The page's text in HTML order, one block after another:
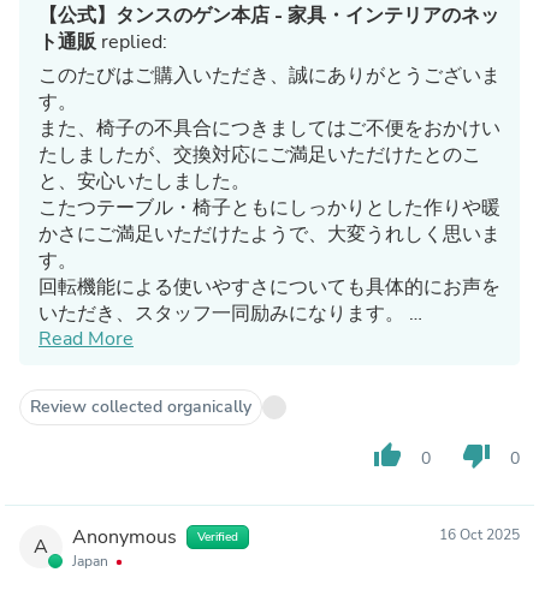
【公式】タンスのゲン本店 - 家具・インテリアのネッ
ト通販replied:
このたびはご購入いただき、誠にありがとうございま
す。
また、椅子の不具合につきましてはご不便をおかけい
たしましたが、交換対応にご満足いただけたとのこ
と、安心いたしました。
こたつテーブル・椅子ともにしっかりとした作りや暖
かさにご満足いただけたようで、大変うれしく思いま
す。
回転機能による使いやすさについても具体的にお声を
いただき、スタッフ一同励みになります。
さらに、組み立て時の六角レンチの使いづらさに関す
今後の改良の参考とさせていただきます。これからも
快適にお使いいただける商品をお届けできるよう努め
てまいりますので、引き続きよろしくお願いいたしま
Read More
Review collected organically
thumb_up 0 thumb_down 0
A Anonymous Verified
Japan
16 Oct 2025